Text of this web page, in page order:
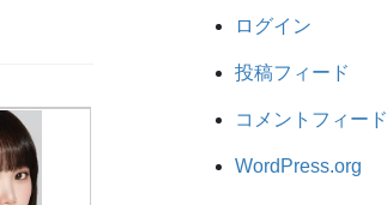
ログイン
投稿フィード
コメントフィード
WordPress.org